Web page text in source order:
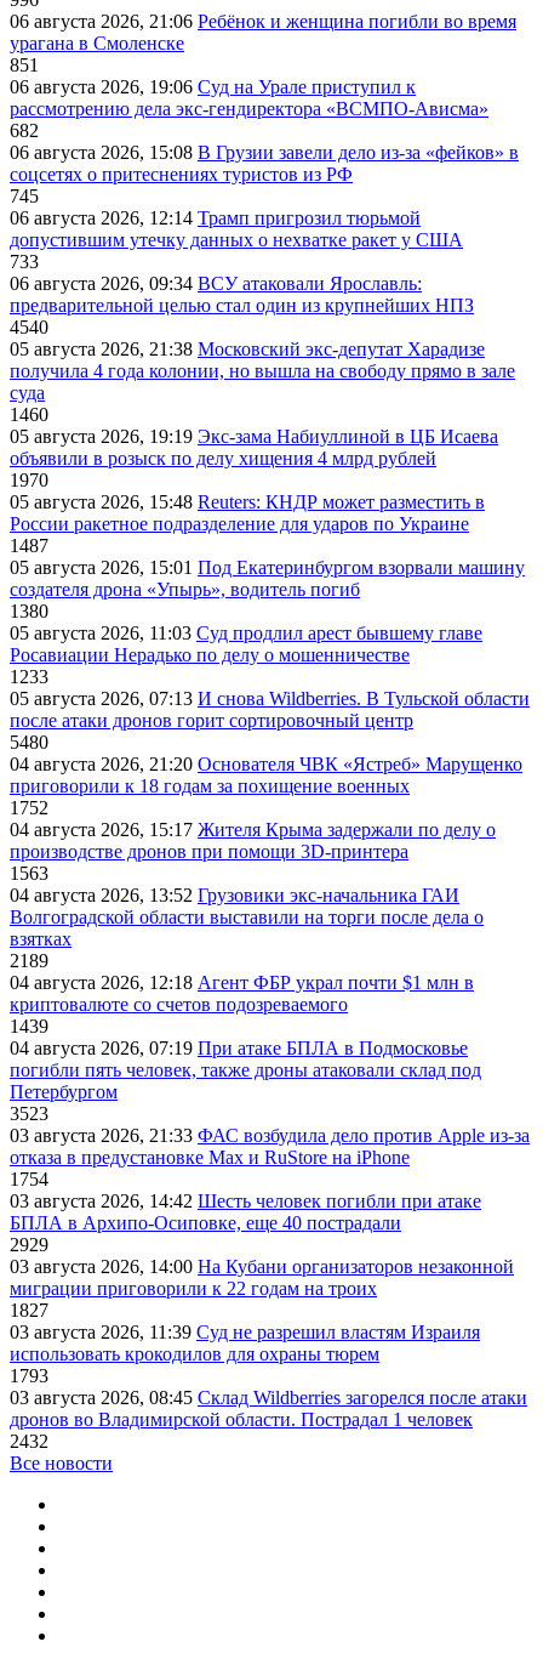
06 августа 2026, 21:06 Ребёнок и женщина погибли во время
урагана в Смоленске
851
06 августа 2026, 19:06 Суд на Урале приступил к
рассмотрению дела экс-гендиректора «ВСМПО-Ависма»
682
06 августа 2026, 15:08 В Грузии завели дело из-за «фейков» в
соцсетях о притеснениях туристов из РФ
745
06 августа 2026, 12:14 Трамп пригрозил тюрьмой
допустившим утечку данных о нехватке ракет у США
733
06 августа 2026, 09:34 ВСУ атаковали Ярославль:
предварительной целью стал один из крупнейших НПЗ
4540
05 августа 2026, 21:38 Московский экс-депутат Харадизе
получила 4 года колонии, но вышла на свободу прямо в зале
суда
1460
05 августа 2026, 19:19 Экс-зама Набиуллиной в ЦБ Исаева
объявили в розыск по делу хищения 4 млрд рублей
1970
05 августа 2026, 15:48 Reuters: КНДР может разместить в
России ракетное подразделение для ударов по Украине
1487
05 августа 2026, 15:01 Под Екатеринбургом взорвали машину
создателя дрона «Упырь», водитель погиб
1380
05 августа 2026, 11:03 Суд продлил арест бывшему главе
Росавиации Нерадько по делу о мошенничестве
1233
05 августа 2026, 07:13 И снова Wildberries. В Тульской области
после атаки дронов горит сортировочный центр
5480
04 августа 2026, 21:20 Основателя ЧВК «Ястреб» Марущенко
приговорили к 18 годам за похищение военных
1752
04 августа 2026, 15:17 Жителя Крыма задержали по делу о
производстве дронов при помощи 3D‑принтера
1563
04 августа 2026, 13:52 Грузовики экс-начальника ГАИ
Волгоградской области выставили на торги после дела о
взятках
2189
04 августа 2026, 12:18 Агент ФБР украл почти $1 млн в
криптовалюте со счетов подозреваемого
1439
04 августа 2026, 07:19 При атаке БПЛА в Подмосковье
погибли пять человек, также дроны атаковали склад под
Петербургом
3523
03 августа 2026, 21:33 ФАС возбудила дело против Apple из-за
отказа в предустановке Max и RuStore на iPhone
1754
03 августа 2026, 14:42 Шесть человек погибли при атаке
БПЛА в Архипо-Осиповке, еще 40 пострадали
2929
03 августа 2026, 14:00 На Кубани организаторов незаконной
миграции приговорили к 22 годам на троих
1827
03 августа 2026, 11:39 Суд не разрешил властям Израиля
использовать крокодилов для охраны тюрем
1793
03 августа 2026, 08:45 Склад Wildberries загорелся после атаки
дронов во Владимирской области. Пострадал 1 человек
2432
Все новости